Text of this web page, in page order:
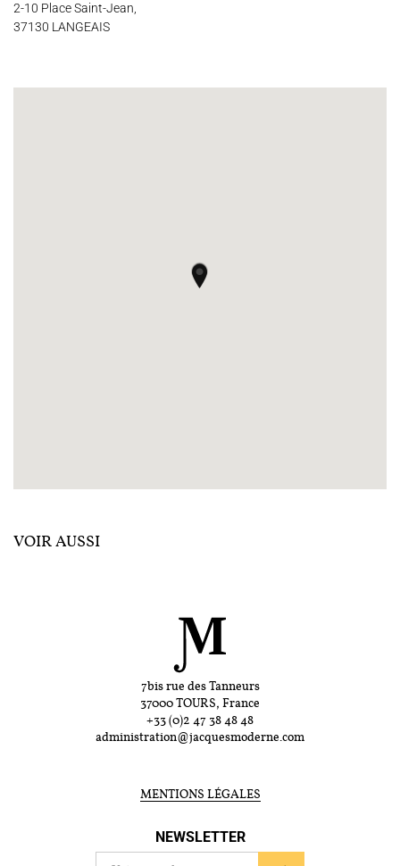
2-10 Place Saint-Jean,
37130 LANGEAIS
VOIR AUSSI
7bis rue des Tanneurs
37000 TOURS, France
+33 (0)2 47 38 48 48
administration@jacquesmoderne.com
MENTIONS LÉGALES
NEWSLETTER